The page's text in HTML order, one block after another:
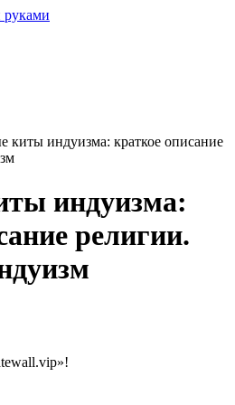
киты индуизма: краткое описание
индуизма:
религии.